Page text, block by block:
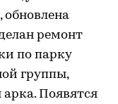
ремонт
по парку
группы,
Появятся